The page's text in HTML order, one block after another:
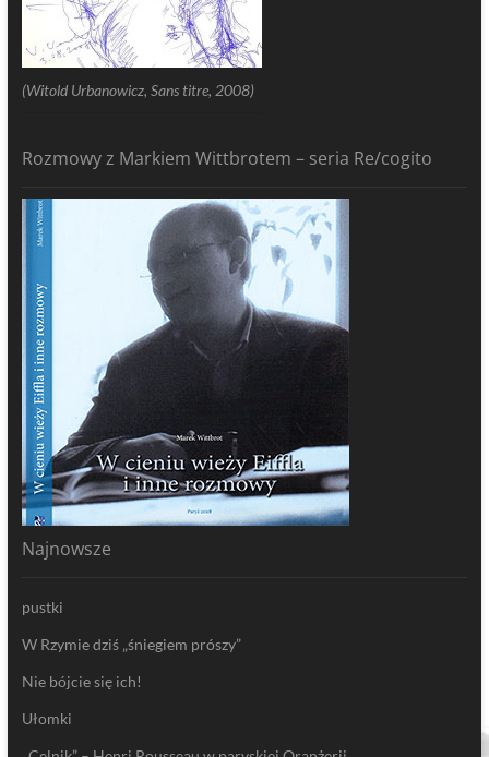
(Witold Urbanowicz, Sans titre, 2008)
Rozmowy z Markiem Wittbrotem – seria Re/cogito
Najnowsze
pustki
W Rzymie dziś „śniegiem prószy”
Nie bójcie się ich!
Ułomki